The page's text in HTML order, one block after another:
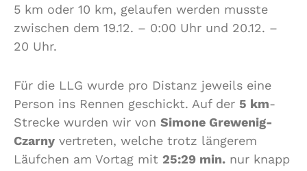
5 km oder 10 km, gelaufen werden musste
zwischen dem 19.12. – 0:00 Uhr und 20.12. –
20 Uhr.
Für die LLG wurde pro Distanz jeweils eine
Person ins Rennen geschickt. Auf der 5 km-
Strecke wurden wir von Simone Grewenig-
Czarny vertreten, welche trotz längerem
Läufchen am Vortag mit 25:29 min. nur knapp